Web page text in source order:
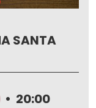
SANTA
• 20:00